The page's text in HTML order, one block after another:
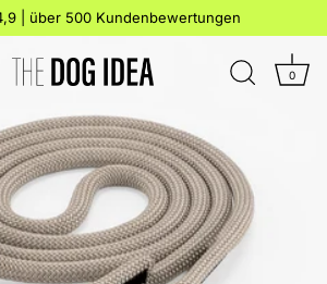
| über 500 Kundenbewertungen
0